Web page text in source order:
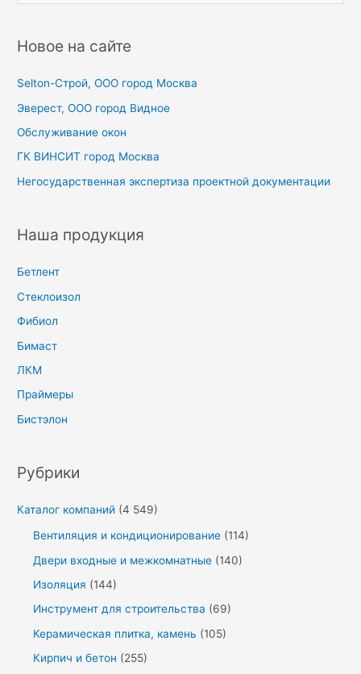
с
:
Новое на сайте
Selton-Строй, OOO город Москва
Эверест, ООО город Видное
Обслуживание окон
ГК ВИНСИТ город Москва
Негосударственная экспертиза проектной документации
Наша продукция
Бетлент
Стеклоизол
Фибиол
Бимаст
ЛКМ
Праймеры
Бистэлон
Рубрики
Каталог компаний (4 549)
Вентиляция и кондиционирование (114)
Двери входные и межкомнатные (140)
Изоляция (144)
Инструмент для строительства (69)
Керамическая плитка, камень (105)
Кирпич и бетон (255)